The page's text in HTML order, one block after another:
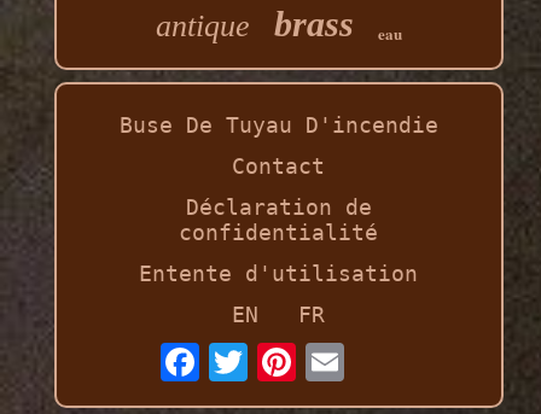
antique brass eau
Buse De Tuyau D'incendie
Contact
Déclaration de
confidentialité
Entente d'utilisation
EN
FR